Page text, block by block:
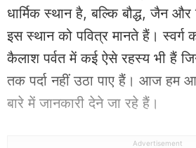
धार्मिक स्थान है, बल्कि बौद्ध, जैन
इस स्थान को पवित्र मानते हैं। स्वर्ग
कैलाश पर्वत में कई ऐसे रहस्य भी हैं
तक पर्दा नहीं उठा पाए हैं। आज हम
बारे में जानकारी देने जा रहे हैं।
Advertisement